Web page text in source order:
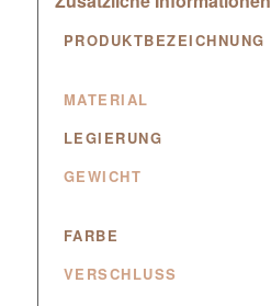
PRODUKTBEZEICHNUNG
MATERIAL
LEGIERUNG
GEWICHT
FARBE
VERSCHLUSS